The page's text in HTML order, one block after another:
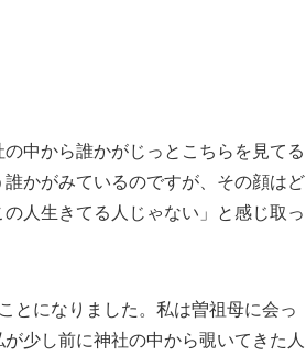
中から誰かがじっとこちらを見てる
かがみているのですが、その顔はど
人生きてる人じゃない」と感じ取っ
とになりました。私は曽祖母に会っ
少し前に神社の中から覗いてきた人